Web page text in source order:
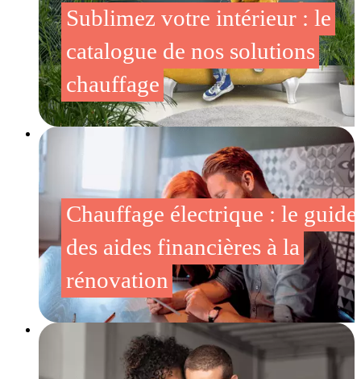
Sublimez votre intérieur : le
catalogue de nos solutions
chauffage
Chauffage électrique : le guide
des aides financières à la
rénovation